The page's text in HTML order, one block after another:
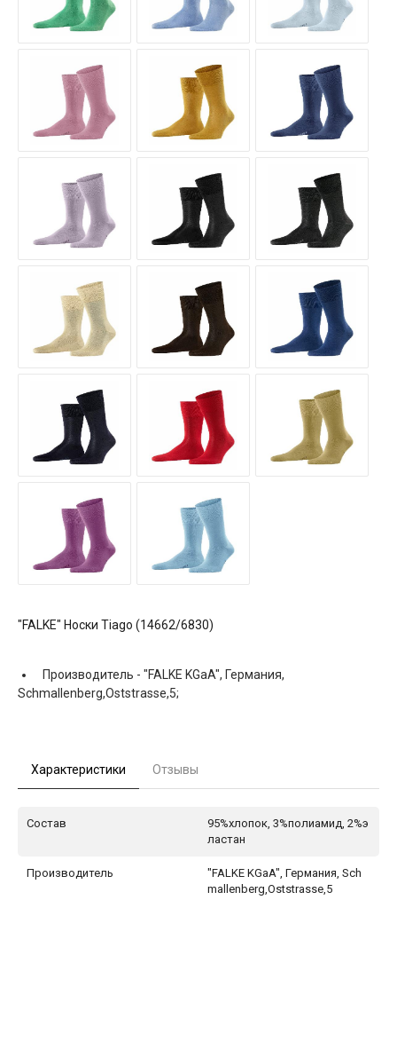
"FALKE" Носки Tiago (14662/6830)
Производитель - "FALKE KGaA", Германия,
Schmallenberg,Oststrasse,5;
Характеристики Отзывы
Состав
95%хлопок, 3%полиамид, 2%э
ластан
Производитель
"FALKE KGaA", Германия, Sch
mallenberg,Oststrasse,5